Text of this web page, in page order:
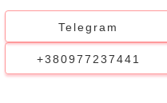
Telegram
+380977237441